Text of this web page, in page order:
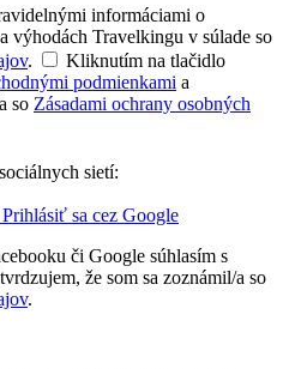
informáciami o
výhodách Travelkingu v súlade so
.
Kliknutím na tlačidlo
podmienkami a
so Zásadami ochrany osobných
sietí:
Prihlásiť sa cez Google
či Google súhlasím s
že som sa zoznámil/a so
.